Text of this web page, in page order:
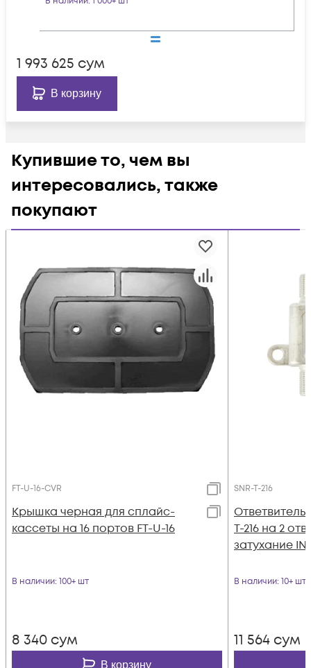
1 993 625 сум
В корзину
Купившие то, чем вы
интересовались, также
покупают
FT-U-16-CVR
Крышка черная для сплайс-
кассеты на 16 портов FT-U-16
В наличии: 100+ шт
8 340 сум
В корзину
SNR-T-216
Ответвитель
T-216 на 2
затухание
В наличии: 10+ шт
11 564 сум